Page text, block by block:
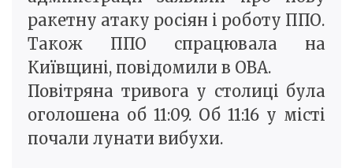
ракетну атаку росіян і роботу ППО.
Також ППО спрацювала на
Київщині, повідомили в ОВА.
Повітряна тривога у столиці була
оголошена об 11:09. Об 11:16 у місті
почали лунати вибухи.